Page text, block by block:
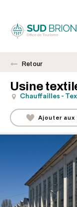
Retour
Usine
Chauffailles -
Ajouter aux